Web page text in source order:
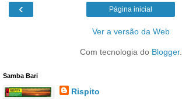
‹ Página inicial
Ver a versão da Web
Com tecnologia do Blogger.
Samba Bari
Rispito